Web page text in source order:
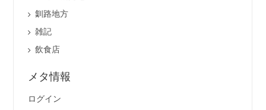
釧路地方
雑記
飲食店
メタ情報
ログイン